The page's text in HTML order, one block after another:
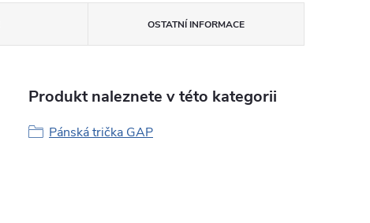
OSTATNÍ INFORMACE
Produkt naleznete v této kategorii
Pánská trička GAP